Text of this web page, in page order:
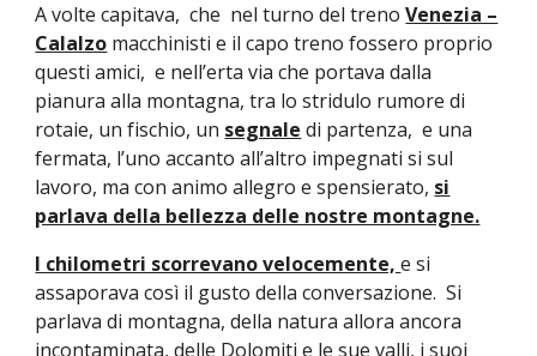
A volte capitava, che nel turno del trenoVenezia –
Calalzo macchinisti e il capo treno fossero proprio
questi amici, e nell’erta via che portava dalla
pianura alla montagna, tra lo stridulo rumore di
rotaie, un fischio, un segnale di partenza, e una
fermata, l’uno accanto all’altro impegnati si sul
lavoro, ma con animo allegro e spensierato, si
parlava della bellezza delle nostre montagne.
I chilometri scorrevano velocemente,e si
assaporava così il gusto della conversazione. Si
parlava di montagna, della natura allora ancora
incontaminata, delle Dolomiti e le sue valli, i suoi